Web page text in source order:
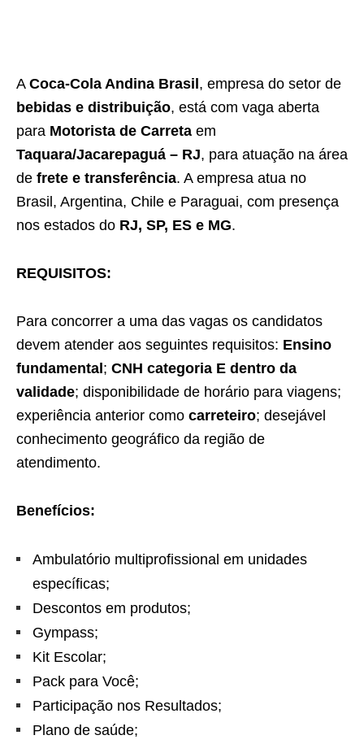
A Coca-Cola Andina Brasil , empresa do setor de
bebidas e distribuição, está com vaga aberta
para Motorista de Carreta em
Taquara/Jacarepaguá – RJ, para atuação na área
de frete e transferência. A empresa atua no
Brasil, Argentina, Chile e Paraguai, com presença
nos estados do RJ, SP, ES e MG.
REQUISITOS:
Para concorrer a uma das vagas os candidatos
devem atender aos seguintes requisitos: Ensino
fundamental ; CNH categoria E dentro da
validade; disponibilidade de horário para viagens;
experiência anterior como carreteiro; desejável
conhecimento geográfico da região de
atendimento.
Benefícios:
Ambulatório multiprofissional em unidades
específicas;
Descontos em produtos;
Gympass;
Kit Escolar;
Pack para Você;
Participação nos Resultados;
Plano de saúde;